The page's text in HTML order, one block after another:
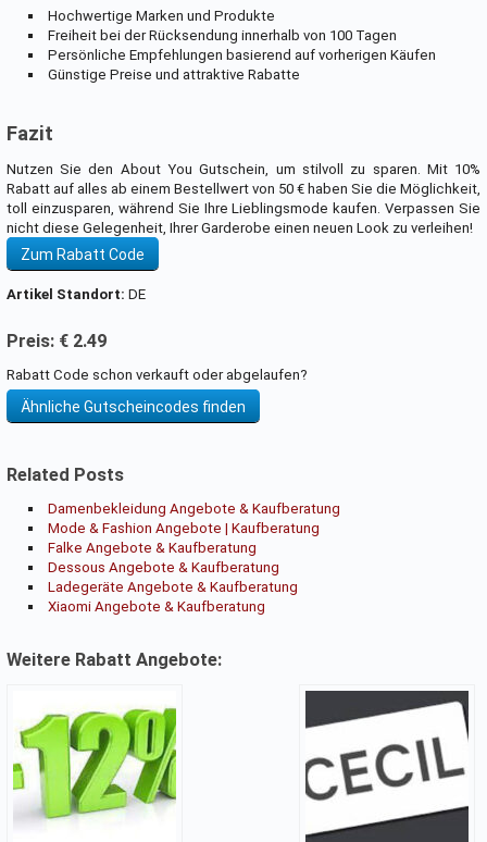
Hochwertige Marken und Produkte
Freiheit bei der Rücksendung innerhalb von 100 Tagen
Persönliche Empfehlungen basierend auf vorherigen Käufen
Günstige Preise und attraktive Rabatte
Fazit
Nutzen Sie den About You Gutschein, um stilvoll zu sparen. Mit 10%
Rabatt auf alles ab einem Bestellwert von 50 € haben Sie die Möglichkeit,
toll einzusparen, während Sie Ihre Lieblingsmode kaufen. Verpassen Sie
nicht diese Gelegenheit, Ihrer Garderobe einen neuen Look zu verleihen!
Zum Rabatt Code
Artikel Standort: DE
Preis: € 2.49
Rabatt Code schon verkauft oder abgelaufen?
Ähnliche Gutscheincodes finden
Related Posts
Damenbekleidung Angebote & Kaufberatung
Mode & Fashion Angebote | Kaufberatung
Falke Angebote & Kaufberatung
Dessous Angebote & Kaufberatung
Ladegeräte Angebote & Kaufberatung
Xiaomi Angebote & Kaufberatung
Weitere Rabatt Angebote: